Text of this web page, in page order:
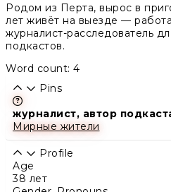
Родом из Перта, вырос в
лет живёт на выезде —
журналист-расследователь
подкастов.
Word count: 4
Pins
Learn more about this
журналист, автор
Мирные жители
Profile
Age
38 лет